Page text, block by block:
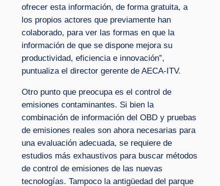
ofrecer esta información, de forma gratuita, a
los propios actores que previamente han
colaborado, para ver las formas en que la
información de que se dispone mejora su
productividad, eficiencia e innovación”,
puntualiza el director gerente de AECA-ITV.
Otro punto que preocupa es el control de
emisiones contaminantes. Si bien la
combinación de información del OBD y pruebas
de emisiones reales son ahora necesarias para
una evaluación adecuada, se requiere de
estudios más exhaustivos para buscar métodos
de control de emisiones de las nuevas
tecnologías. Tampoco la antigüedad del parque